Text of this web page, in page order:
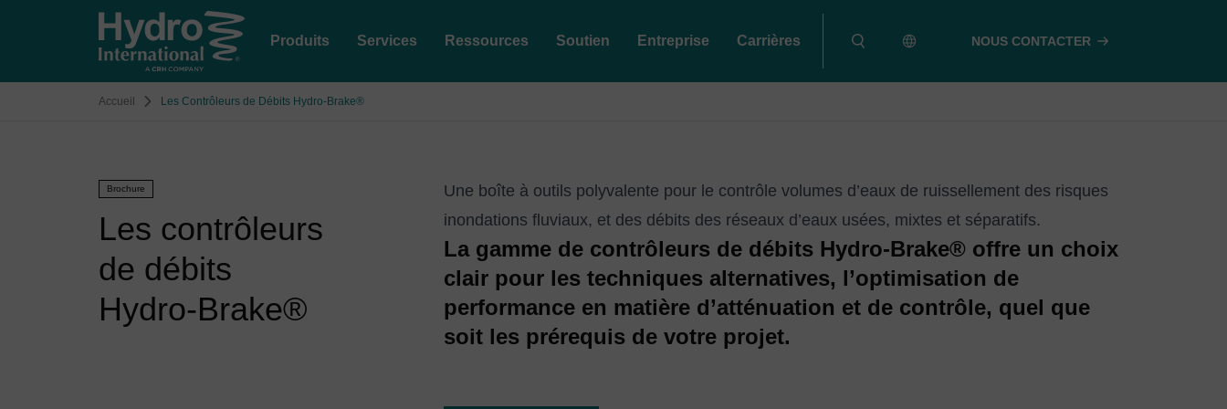
Produits Services Ressources Soutien Entreprise Carrières NOUS CONTACTER
Accueil Les Contrôleurs de Débits Hydro-Brake®
Brochure
Les contrôleurs
de débits
Hydro-Brake®
Une boîte à outils polyvalente pour le contrôle volumes d’eaux de ruissellement des risques
inondations fluviaux, et des débits des réseaux d’eaux usées, mixtes et séparatifs.
La gamme de contrôleurs de débits Hydro-Brake® offre un choix
clair pour les techniques alternatives, l’optimisation de
performance en matière d’atténuation et de contrôle, quel que
soit les prérequis de votre projet.